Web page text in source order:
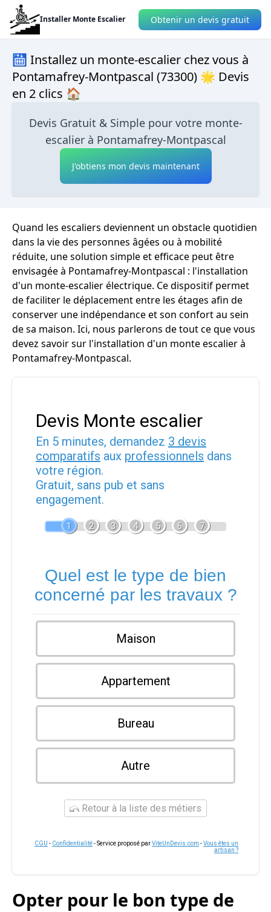
Installer Monte Escalier Obtenir un devis gratuit
🛗 Installez un monte-escalier chez vous à
Pontamafrey-Montpascal (73300) 🌟 Devis
en 2 clics 🏠
Devis Gratuit & Simple pour votre monte-
escalier à Pontamafrey-Montpascal
J'obtiens mon devis maintenant
Quand les escaliers deviennent un obstacle quotidien
dans la vie des personnes âgées ou à mobilité
réduite, une solution simple et efficace peut être
envisagée à Pontamafrey-Montpascal : l'installation
d'un monte-escalier électrique. Ce dispositif permet
de faciliter le déplacement entre les étages afin de
conserver une indépendance et son confort au sein
de sa maison. Ici, nous parlerons de tout ce que vous
devez savoir sur l'installation d'un monte escalier à
Pontamafrey-Montpascal.
Devis Monte escalier
En 5 minutes, demandez 3 devis
comparatifs aux professionnels dans
votre région.
Gratuit, sans pub et sans
engagement.
1 2 3 4 5 6 7
Quel est le type de bien
concerné par les travaux ?
Maison
Appartement
Bureau
Autre
Retour à la liste des métiers
CGU - Confidentialité- Service proposé parViteUnDevis.com -Vous êtes un
artisan ?
Opter pour le bon type de